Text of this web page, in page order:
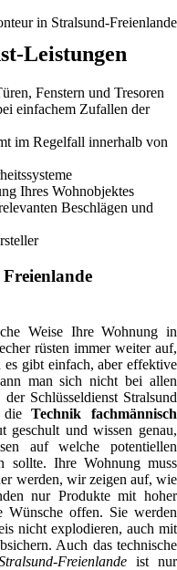
Leistungen
Fenstern und Tresoren
einfachem Zufallen der
im Regelfall innerhalb von
Ihres Wohnobjektes
Beschlägen und
Weise Ihre Wohnung in
rüsten immer weiter auf,
gibt einfach, aber effektive
man sich nicht bei allen
Schlüsseldienst Stralsund
dieTechnik fachmännisch
geschult und wissen genau,
auf welche potentiellen
sollte. Ihre Wohnung muss
werden, wir zeigen auf, wie
nur Produkte mit hoher
Wünsche offen. Sie werden
nicht explodieren, auch mit
Auch das technische
Freienlande ist nur